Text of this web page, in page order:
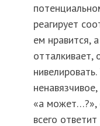
реагирует
ем нравится,
отталкивает,
«а может…?»,
всего